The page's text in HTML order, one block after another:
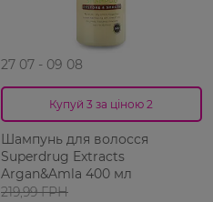
27 07 - 09 08
Купуй 3 за ціною 2
Шампунь для волосся
Superdrug Extracts
Argan&Amla 400 мл
219,99 ГРН